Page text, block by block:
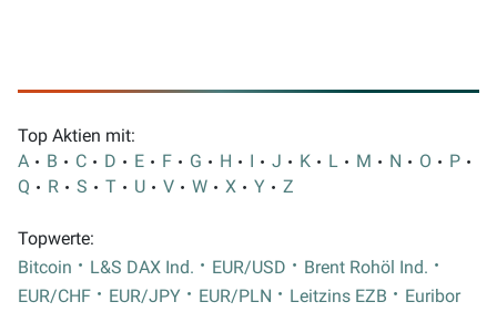
Top Aktien mit:
A
B C D E F G H I J K L M N O
P
Q
R S T U V W X Y Z
Topwerte:
Bitcoin
L&S DAX Ind. EUR/USD
Brent Rohöl Ind.
EUR/CHF
EUR/JPY EUR/PLN Leitzins EZB
Euribor